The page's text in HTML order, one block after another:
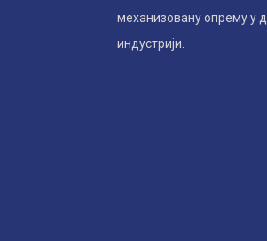
механизовану опрему у
индустрији.